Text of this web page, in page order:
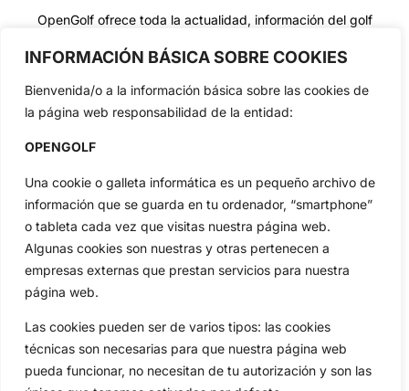
INFORMACIÓN BÁSICA SOBRE COOKIES
Bienvenida/o a la información básica sobre las cookies de
la página web responsabilidad de la entidad:
OPENGOLF
Una cookie o galleta informática es un pequeño archivo de
información que se guarda en tu ordenador, “smartphone”
o tableta cada vez que visitas nuestra página web.
Algunas cookies son nuestras y otras pertenecen a
empresas externas que prestan servicios para nuestra
página web.
Las cookies pueden ser de varios tipos: las cookies
técnicas son necesarias para que nuestra página web
pueda funcionar, no necesitan de tu autorización y son las
OpenGolf ofrece toda la actualidad, información del golf
Jon Rahm, LIV Golf, PGA Tour, Ryder Cup, DP World Tour, LPGA
Categorias
Inicio
Actualidad
Amateurs
Circuitos
Especiales
Jon Rahm
Vídeos
De Interés
Compañía
Aviso Legal
Política de Privacidad
Política de Cookies
Publicidad
Newsletters